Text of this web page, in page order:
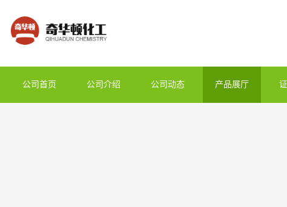
公司首页 公司介绍 公司动态 产品展厅